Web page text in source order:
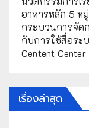
อาหารหลัก 5 ห
กระบวนการจัด
กับการใช้สื่อระ
Centent Center
เรื่องล่าสุด